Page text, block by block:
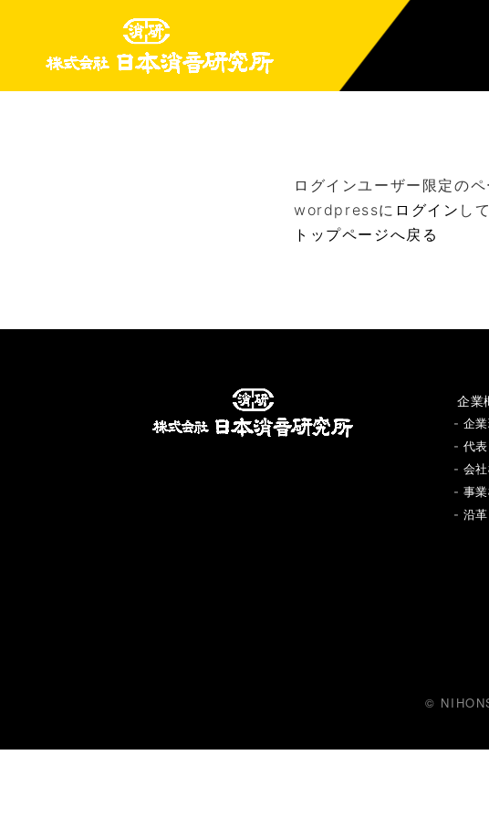
ログインユーザー限定のペ
wordpressに ログイン し
トップページへ戻る
企業
- 企
- 代
- 会
- 事
- 沿革
©